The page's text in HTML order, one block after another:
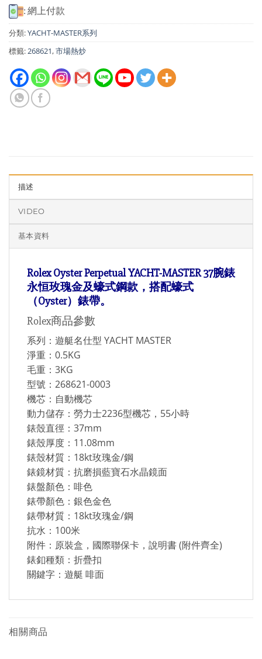
: 網上付款
分類:YACHT-MASTER系列
標籤:268621,市場熱炒
描述
VIDEO
基本資料
Rolex Oyster Perpetual YACHT-MASTER 37腕錶
永恒玫瑰金及蠔式鋼款， 搭配蠔式
（Oyster）錶帶。
Rolex商品參數
系列：遊艇名仕型 YACHT MASTER
淨重：0.5KG
毛重：3KG
型號：268621-0003
機芯：自動機芯
動力儲存：勞力士2236型機芯，55小時
錶殼直徑：37mm
錶殼厚度：11.08mm
錶殼材質：18kt玫瑰金/鋼
錶鏡材質：抗磨損藍寶石水晶鏡面
錶盤顏色：啡色
錶帶顏色：銀色金色
錶帶材質：18kt玫瑰金/鋼
抗水：100米
附件：原裝盒，國際聯保卡，說明書 (附件齊全)
錶釦種類：折疊扣
關鍵字：遊艇 啡面
相關商品